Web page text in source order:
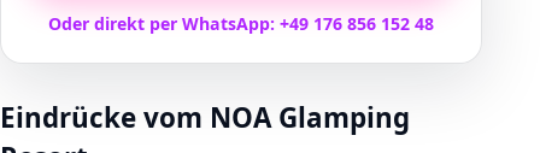
Oder direkt per WhatsApp: +49 176 856 152 48
Eindrücke vom NOA Glamping